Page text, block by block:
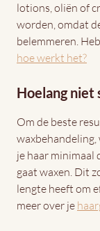
lotions, oliën of
worden, omdat
belemmeren.
hoe werkt het?
Hoelang niet
Om de beste
je haar minimaal
gaat waxen. Dit
lengte heeft om
meer over je